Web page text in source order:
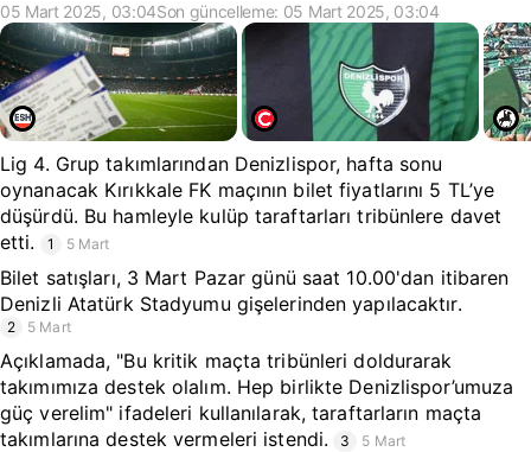
05 Mart 2025, 03:04Son güncelleme: 05 Mart 2025, 03:04
Lig 4. Grup takımlarından Denizlispor, hafta sonu
oynanacak Kırıkkale FK maçının bilet fiyatlarını 5 TL’ye
düşürdü. Bu hamleyle kulüp taraftarları tribünlere davet
etti.
1 5 Mart
Bilet satışları, 3 Mart Pazar günü saat 10.00'dan itibaren
Denizli Atatürk Stadyumu gişelerinden yapılacaktır.
2 5 Mart
Açıklamada, "Bu kritik maçta tribünleri doldurarak
takımımıza destek olalım. Hep birlikte Denizlispor’umuza
güç verelim" ifadeleri kullanılarak, taraftarların maçta
takımlarına destek vermeleri istendi.
3 5 Mart